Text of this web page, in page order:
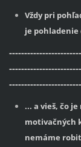
Vždy pri
je pohladenie
... a vieš, čo
motivačných
nemáme